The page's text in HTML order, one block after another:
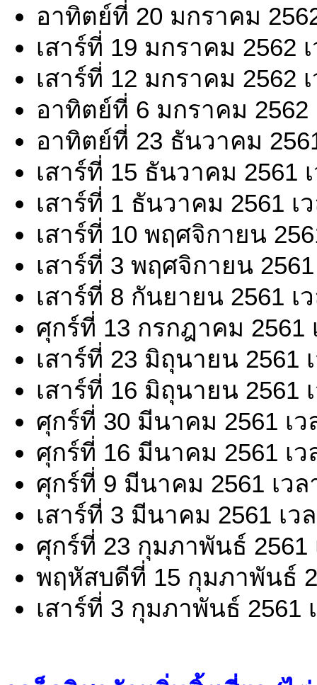
อาทิตย์ที่ 20 มกราคม
เสาร์ที่ 19 มกราคม 2562
เสาร์ที่ 12 มกราคม 2562
อาทิตย์ที่ 6 มกราคม 2562
อาทิตย์ที่ 23 ธันวาคม
เสาร์ที่ 15 ธันวาคม 2561
เสาร์ที่ 1 ธันวาคม 2561 เ
เสาร์ที่ 10 พฤศจิกายน
เสาร์ที่ 3 พฤศจิกายน
เสาร์ที่ 8 กันยายน 2561 เ
ศุกร์ที่ 13 กรกฎาคม 2561
เสาร์ที่ 23 มิถุนายน 2561
เสาร์ที่ 16 มิถุนายน 2561
ศุกร์ที่ 30 มีนาคม 2561 เว
ศุกร์ที่ 16 มีนาคม 2561 เว
ศุกร์ที่ 9 มีนาคม 2561 เวล
เสาร์ที่ 3 มีนาคม 2561 เว
ศุกร์ที่ 23 กุมภาพันธ์ 2561
พฤหัสบดีที่ 15 กุมภาพันธ์
เสาร์ที่ 3 กุมภาพันธ์ 2561